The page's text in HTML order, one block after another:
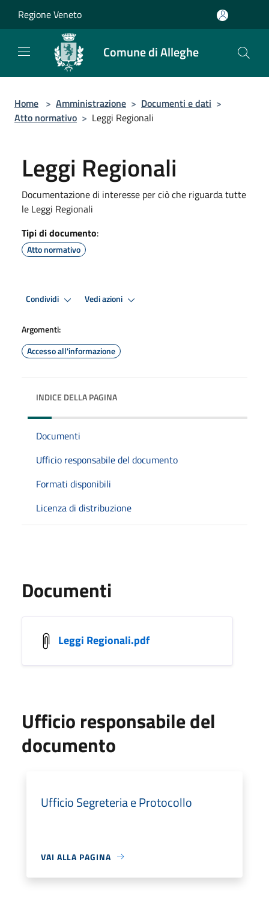
Regione Veneto
Comune di Alleghe
Home > Amministrazione > Documenti e dati >
Atto normativo > Leggi Regionali
Leggi Regionali
Documentazione di interesse per ciò che riguarda tutte
le Leggi Regionali
Tipi di documento:
Atto normativo
Condividi Vedi azioni
Argomenti:
Accesso all'informazione
INDICE DELLA PAGINA
Documenti
Ufficio responsabile del documento
Formati disponibili
Licenza di distribuzione
Documenti
Leggi Regionali.pdf
Ufficio responsabile del
documento
Ufficio Segreteria e Protocollo
VAI ALLA PAGINA